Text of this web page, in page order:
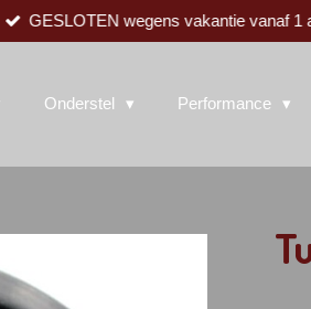
GESLOTEN wegens vakantie vanaf 1
Onderstel Performance